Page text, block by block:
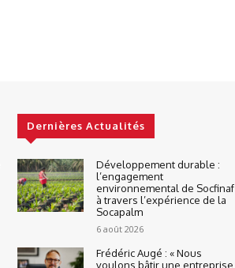
Dernières Actualités
Développement durable :
l’engagement
environnemental de Socfinaf
à travers l’expérience de la
Socapalm
6 août 2026
Frédéric Augé : « Nous
voulons bâtir une entreprise